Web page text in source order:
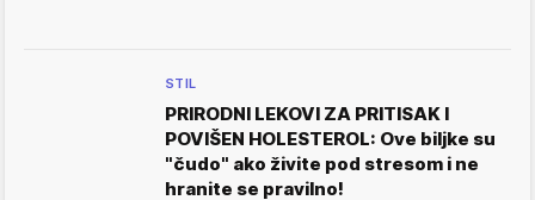
STIL
PRIRODNI LEKOVI ZA PRITISAK I
POVIŠEN HOLESTEROL: Ove biljke su
"čudo" ako živite pod stresom i ne
hranite se pravilno!